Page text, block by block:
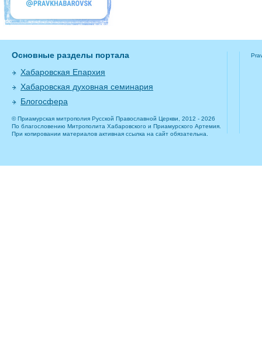
Основные разделы портала
Хабаровская Епархия
Хабаровская духовная семинария
Блогосфера
© Приамурская митрополия Русской Православной Церкви, 2012 - 2026
По благословению Митрополита Хабаровского и Приамурского Артемия.
При копировании материалов активная ссылка на сайт обязательна.